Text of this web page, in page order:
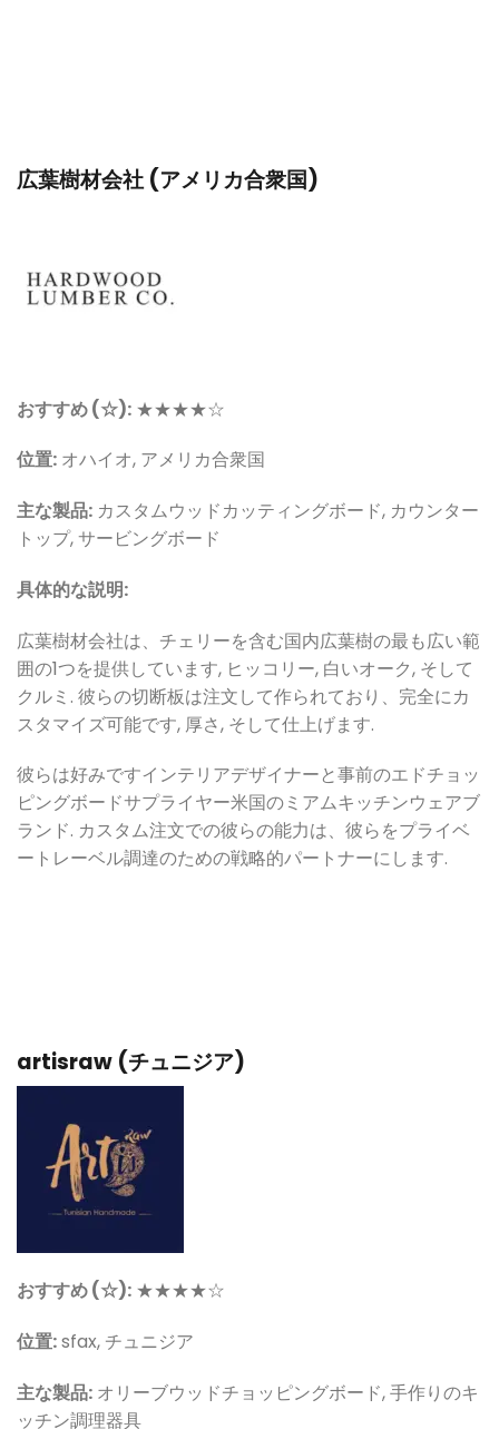
広葉樹材会社 (アメリカ合衆国)
おすすめ (☆): ★★★★☆
位置: オハイオ, アメリカ合衆国
主な製品: カスタムウッドカッティングボード, カウンター
トップ, サービングボード
具体的な説明:
広葉樹材会社は、チェリーを含む国内広葉樹の最も広い範
囲の1つを提供しています, ヒッコリー, 白いオーク, そして
クルミ. 彼らの切断板は注文して作られており、完全にカ
スタマイズ可能です, 厚さ, そして仕上げます.
彼らは好みですインテリアデザイナーと事前のエドチョッ
ピングボードサプライヤー米国のミアムキッチンウェアブ
ランド. カスタム注文での彼らの能力は、彼らをプライベ
ートレーベル調達のための戦略的パートナーにします.
artisraw (チュニジア)
おすすめ (☆): ★★★★☆
位置:sfax, チュニジア
主な製品: オリーブウッドチョッピングボード, 手作りのキ
ッチン調理器具